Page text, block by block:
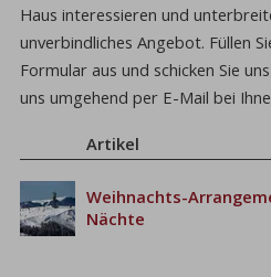
Haus interessieren und
unverbindliches Angebot. Füllen
Formular aus und schicken Sie
uns umgehend per E-Mail bei
Artikel
Weihnachts-
Nächte